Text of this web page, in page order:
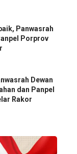
Panwasrah
Porprov
Dewan
dan Panpel
Rakor